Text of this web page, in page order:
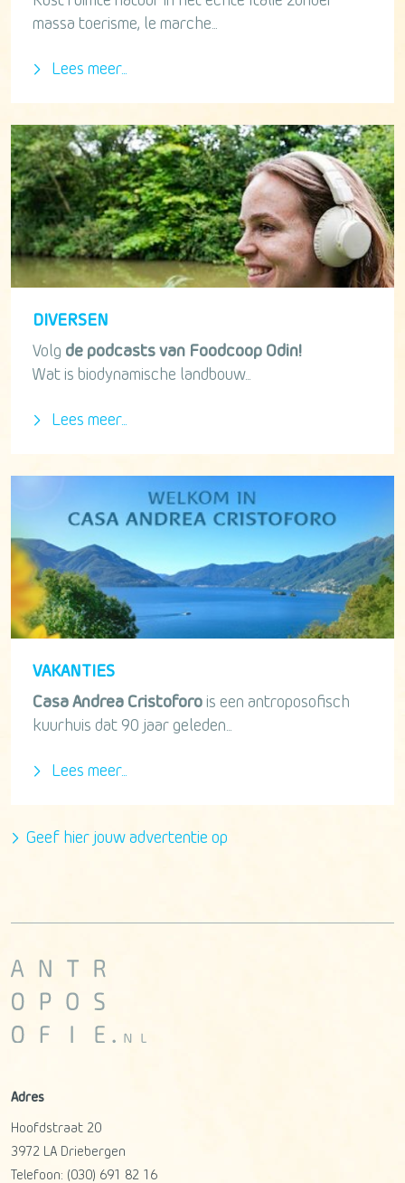
massa toerisme, le marche...
Lees meer...
DIVERSEN
Volg de podcasts van Foodcoop Odin!
Wat is biodynamische landbouw...
Lees meer...
VAKANTIES
Casa Andrea Cristoforo is een antroposofisch
kuurhuis dat 90 jaar geleden...
Lees meer...
Geef hier jouw advertentie op
Adres
Hoofdstraat 20
3972 LA
Driebergen
Telefoon: (030) 691 82 16